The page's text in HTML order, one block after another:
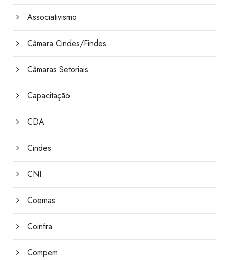
Associativismo
Câmara Cindes/Findes
Câmaras Setoriais
Capacitação
CDA
Cindes
CNI
Coemas
Coinfra
Compem